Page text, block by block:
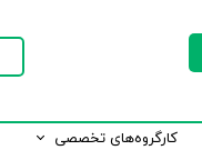
کارگروه‌های تخصصی